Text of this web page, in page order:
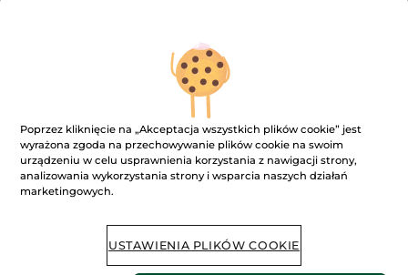
59.90 zł
WYBIERZ SWÓJ
KOLOR (8)
Poprzez kliknięcie na „Akceptacja wszystkich plików cookie” jest
wyrażona zgoda na przechowywanie plików cookie na swoim
urządzeniu w celu usprawnienia korzystania z nawigacji strony,
analizowania wykorzystania strony i wsparcia naszych działań
marketingowych.
USTAWIENIA PLIKÓW COOKIE